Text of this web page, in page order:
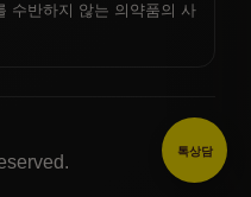
톡상담
수반하지 않는 의약품의 사